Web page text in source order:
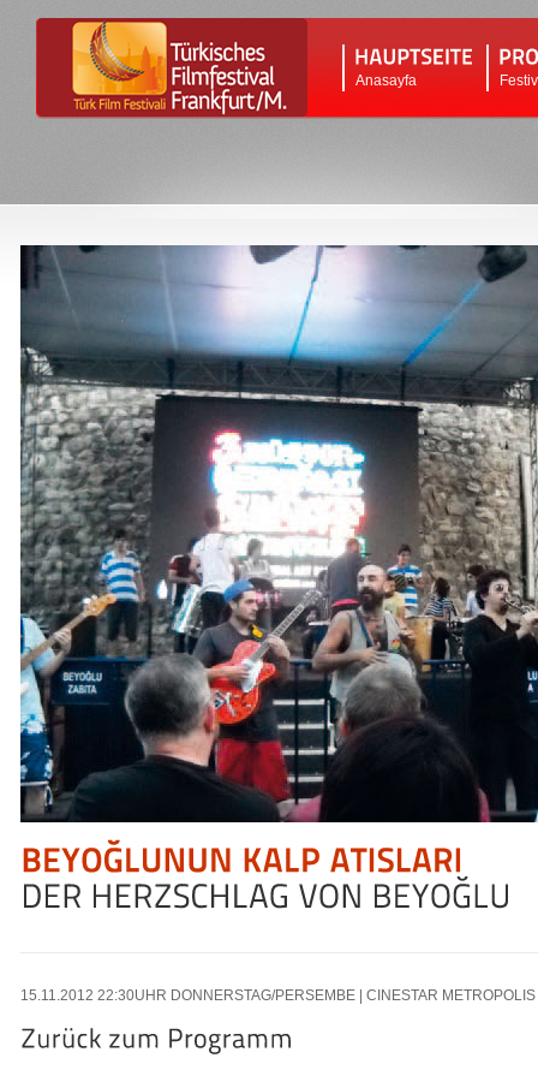
Anasayfa
15.11.2012 22:30UHR DONNERSTAG/PERSEMBE | CINESTAR